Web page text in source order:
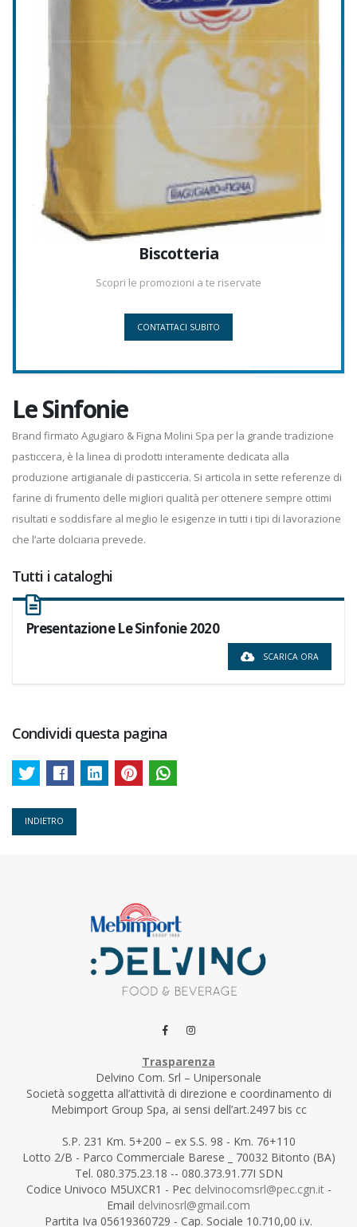
Le Sinfonie
Brand firmato Agugiaro & Figna Molini Spa per la grande tradizione
pasticcera, è la linea di prodotti interamente dedicata alla
produzione artigianale di pasticceria. Si articola in sette referenze di
farine di frumento delle migliori qualità per ottenere sempre ottimi
risultati e soddisfare al meglio le esigenze in tutti i tipi di lavorazione
che l’arte dolciaria prevede.
Tutti i cataloghi
Presentazione Le Sinfonie 2020
SCARICA ORA
Condividi questa pagina
INDIETRO
Biscotteria
Scopri le promozioni a te riservate
CONTATTACI SUBITO
Trasparenza
Delvino Com. Srl – Unipersonale
Società soggetta all’attività di direzione e coordinamento di
Mebimport Group Spa, ai sensi dell’art.2497 bis cc
S.P. 231 Km. 5+200 – ex S.S. 98 - Km. 76+110
Lotto 2/B - Parco Commerciale Barese _ 70032 Bitonto (BA)
Tel. 080.375.23.18 -- 080.373.91.77I SDN
Codice Univoco M5UXCR1 - Pec delvinocomsrl@pec.cgn.it-
Email delvinosrl@gmail.com
Partita Iva 05619360729 - Cap. Sociale 10.710,00 i.v.